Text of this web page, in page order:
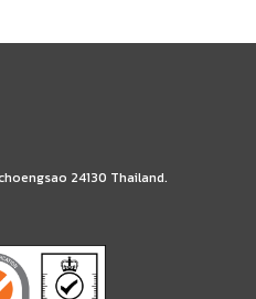
24130 Thailand.